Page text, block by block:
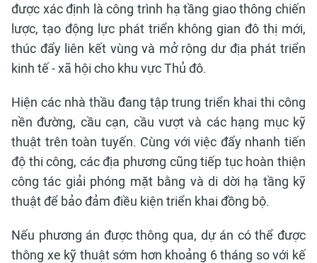
được xác định là công trình hạ tầng giao thông chiến
lược, tạo động lực phát triển không gian đô thị mới,
thúc đẩy liên kết vùng và mở rộng dư địa phát triển
kinh tế - xã hội cho khu vực Thủ đô.
Hiện các nhà thầu đang tập trung triển khai thi công
nền đường, cầu cạn, cầu vượt và các hạng mục kỹ
thuật trên toàn tuyến. Cùng với việc đẩy nhanh tiến
độ thi công, các địa phương cũng tiếp tục hoàn thiện
công tác giải phóng mặt bằng và di dời hạ tầng kỹ
thuật để bảo đảm điều kiện triển khai đồng bộ.
Nếu phương án được thông qua, dự án có thể được
thông xe kỹ thuật sớm hơn khoảng 6 tháng so với kế